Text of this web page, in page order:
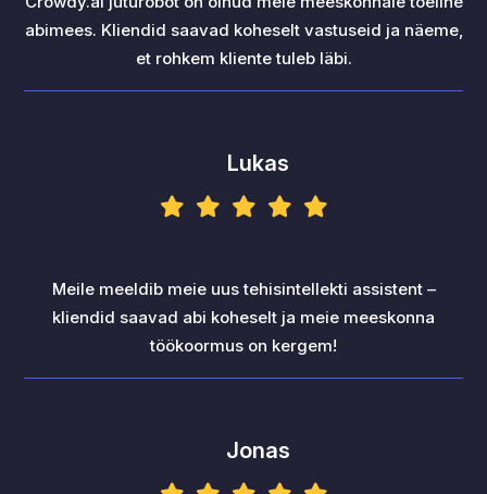
abimees. Kliendid saavad koheselt vastuseid ja näeme,
et rohkem kliente tuleb läbi.
Lukas
Meile meeldib meie uus tehisintellekti assistent –
kliendid saavad abi koheselt ja meie meeskonna
töökoormus on kergem!
Jonas